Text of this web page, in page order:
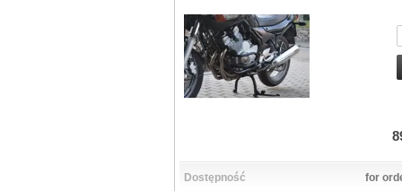
Dostępność for